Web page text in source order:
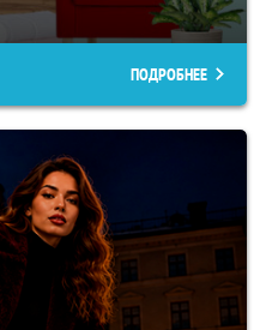
ПОДРОБНЕЕ